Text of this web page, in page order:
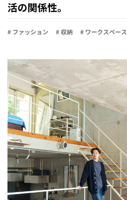
活の関係性。
# ファッション # 収納 # ワークスペース